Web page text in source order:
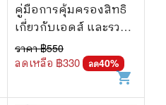
คู่มือการคุ้มครองสิทธิ
เกี่ยวกับเอดส์ และรวม
กฎหมายที่ประชาชน
ควรรู้
ราคา ฿550
ลดเหลือ ฿330 ลด40%
shopping_cart